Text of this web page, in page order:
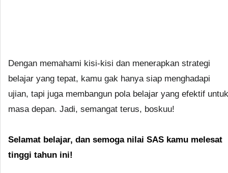
Dengan memahami kisi-kisi dan menerapkan strategi
belajar yang tepat, kamu gak hanya siap menghadapi
ujian, tapi juga membangun pola belajar yang efektif untuk
masa depan. Jadi, semangat terus, boskuu!
Selamat belajar, dan semoga nilai SAS kamu melesat
tinggi tahun ini!